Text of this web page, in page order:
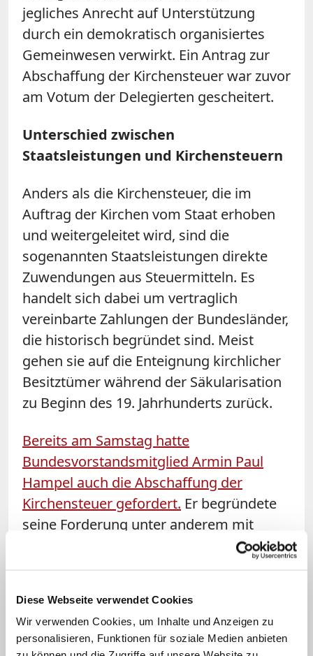
Diese Webseite verwendet Cookies
Wir verwenden Cookies, um Inhalte und Anzeigen zu
personalisieren, Funktionen für soziale Medien anbieten
jegliches Anrecht auf Unterstützung
durch ein demokratisch organisiertes
Gemeinwesen verwirkt. Ein Antrag zur
Abschaffung der Kirchensteuer war zuvor
am Votum der Delegierten gescheitert.
Unterschied zwischen
Staatsleistungen und Kirchensteuern
Anders als die Kirchensteuer, die im
Auftrag der Kirchen vom Staat erhoben
und weitergeleitet wird, sind die
sogenannten Staatsleistungen direkte
Zuwendungen aus Steuermitteln. Es
handelt sich dabei um vertraglich
vereinbarte Zahlungen der Bundesländer,
die historisch begründet sind. Meist
gehen sie auf die Enteignung kirchlicher
Besitztümer während der Säkularisation
zu Beginn des 19. Jahrhunderts zurück.
Bereits am Samstag hatte
Bundesvorstandsmitglied Armin Paul
Hampel auch die Abschaffung der
Kirchensteuer gefordert. Er begründete
seine Forderung unter anderem mit
mangelnder Rechtstreue der Kirchen,
dem Beifall der Delegierten rief er zum
Kirchenaustritt auf: "In dem Verein sollte
keiner von uns mehr Mitglied sein."